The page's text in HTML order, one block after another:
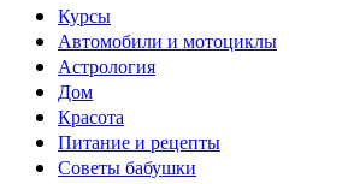
Курсы
Автомобили и мотоциклы
Астрология
Дом
Красота
Питание и рецепты
Советы бабушки